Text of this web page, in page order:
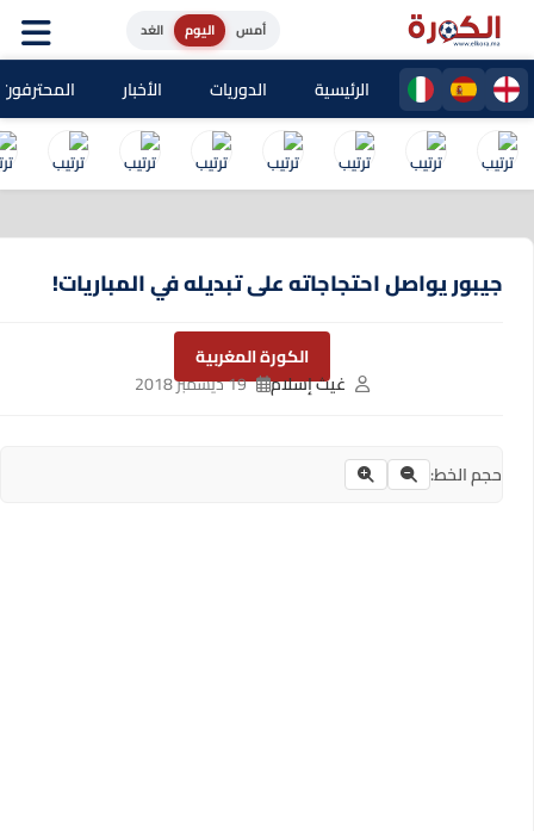
اليوم الغد
الرئيسية الدوريات الأخبار المحترفون
جيبور يواصل احتجاجاته على تبديله في المباريات!
الكورة المغربية
غيث إسلام
19 ديسمبر 2018
حجم الخط: